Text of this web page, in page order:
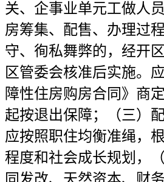
关、企事业单元工做人
房筹集、配售、办理过
守、徇私舞弊的，经开
区管委会核准后实施。
障性住房购房合同》商
起按退出保障；（三）
应按照职住均衡准绳，
程度和社会成长规划，